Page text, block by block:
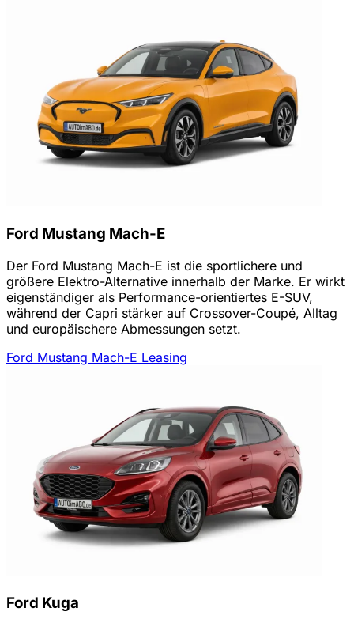
Ford Mustang Mach-E
Der Ford Mustang Mach-E ist die sportlichere und
größere Elektro-Alternative innerhalb der Marke. Er wirkt
eigenständiger als Performance-orientiertes E-SUV,
während der Capri stärker auf Crossover-Coupé, Alltag
und europäischere Abmessungen setzt.
Ford Mustang Mach-E Leasing
Ford Kuga